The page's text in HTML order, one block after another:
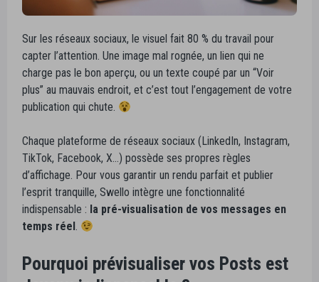
Sur les réseaux sociaux, le visuel fait 80 % du travail pour
capter l’attention. Une image mal rognée, un lien qui ne
charge pas le bon aperçu, ou un texte coupé par un “Voir
plus” au mauvais endroit, et c’est tout l’engagement de votre
publication qui chute.
Chaque plateforme de réseaux sociaux (LinkedIn, Instagram,
TikTok, Facebook, X…) possède ses propres règles
d’affichage. Pour vous garantir un rendu parfait et publier
l’esprit tranquille, Swello intègre une fonctionnalité
indispensable : la pré-visualisation de vos messages en
temps réel .
Pourquoi prévisualiser vos Posts est